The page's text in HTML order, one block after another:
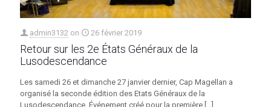
admin3132 on 26 février 2019
Retour sur les 2e États Généraux de la
Lusodescendance
Les samedi 26 et dimanche 27 janvier dernier, Cap Magellan a
organisé la seconde édition des Etats Généraux de la
Lusodescendance. Événement créé pour la première […]